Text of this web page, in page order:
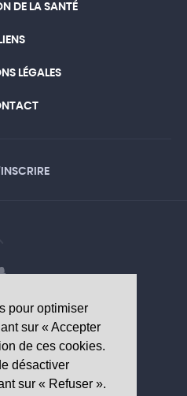
pour optimiser
sur « Accepter
de ces cookies.
désactiver
sur « Refuser ».
DE LA SANTÉ
LIENS
LÉGALES
SANITAIRE
de la santé
64